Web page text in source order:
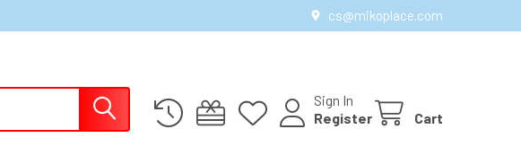
cs@mikoplace.com
Sign In
Register
Cart